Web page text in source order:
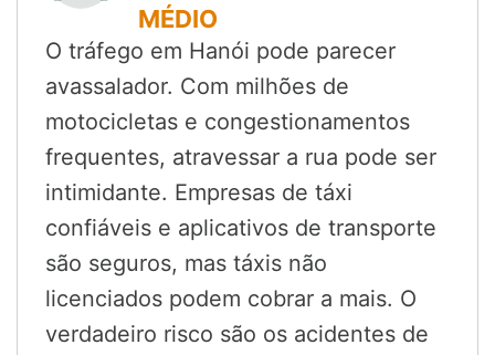
MÉDIO
O tráfego em Hanói pode parecer
avassalador. Com milhões de
motocicletas e congestionamentos
frequentes, atravessar a rua pode ser
intimidante. Empresas de táxi
confiáveis e aplicativos de transporte
são seguros, mas táxis não
licenciados podem cobrar a mais. O
verdadeiro risco são os acidentes de